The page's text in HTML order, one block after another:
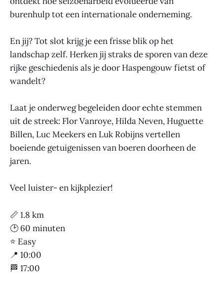
burenhulp tot een internationale onderneming.
En jij? Tot slot krijg je een frisse blik op het
landschap zelf. Herken jij straks de sporen van deze
rijke geschiedenis als je door Haspengouw fietst of
wandelt?
Laat je onderweg begeleiden door echte stemmen
uit de streek: Flor Vanroye, Hilda Neven, Huguette
Billen, Luc Meekers en Luk Robijns vertellen
boeiende getuigenissen van boeren doorheen de
jaren.
Veel luister- en kijkplezier!
📏 1.8 km
🕑 60 minuten
⭐ Easy
📍 10:00
🏁 17:00